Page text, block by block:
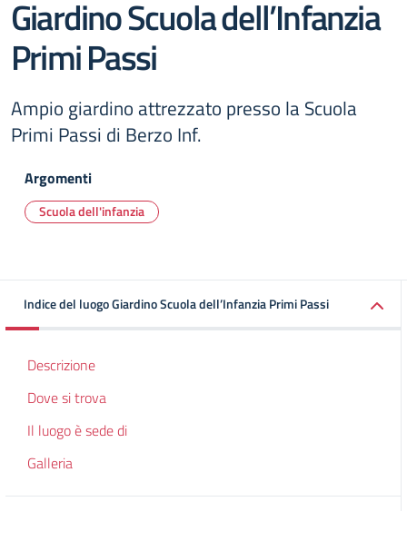
Giardino Scuola dell’Infanzia
Primi Passi
Ampio giardino attrezzato presso la Scuola
Primi Passi di Berzo Inf.
Argomenti
Scuola dell'infanzia
Indice del luogo Giardino Scuola dell’Infanzia Primi Passi
Descrizione
Dove si trova
Il luogo è sede di
Galleria